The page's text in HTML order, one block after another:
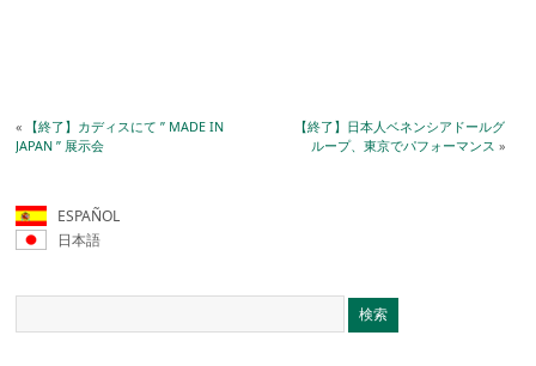
« 【終了】カディスにて ” MADE IN
JAPAN ” 展示会
【終了】日本人ベネンシアドールグ
ループ、東京でパフォーマンス »
ESPAÑOL
日本語